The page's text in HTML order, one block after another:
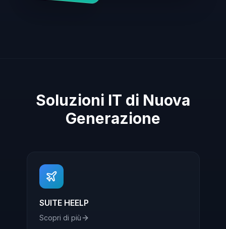
Soluzioni IT di Nuova
Generazione
SUITE HEELP
Scopri di più